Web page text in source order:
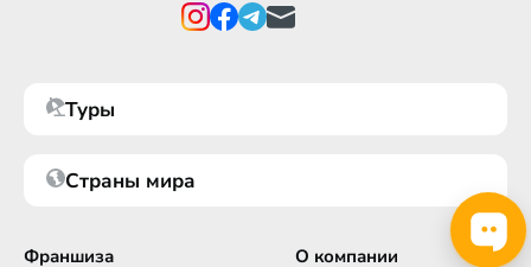
Туры
Страны мира
Франшиза О компании